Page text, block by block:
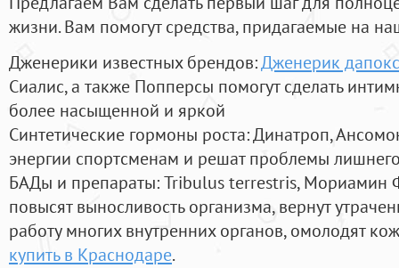
жизни. Вам помогут средства, придагаемые на
Дженерики известных брендов:Дженерик
Сиалис, а также Попперсы помогут сделать
более насыщенной и яркой
Синтетические гормоны роста: Динатроп,
энергии спортсменам и решат проблемы
БАДы и препараты:Tribulus terrestris, Мориамин
повысят выносливость организма, вернут
работу многих внутренних органов, омолодят
купить в Краснодаре.